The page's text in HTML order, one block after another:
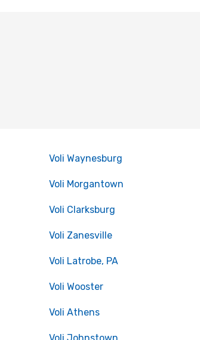
Voli Waynesburg
Voli Morgantown
Voli Clarksburg
Voli Zanesville
Voli Latrobe, PA
Voli Wooster
Voli Athens